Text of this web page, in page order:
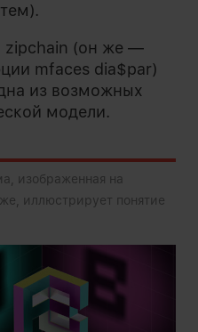
zipchain (он же —
mfaces dia$par)
из возможных
модели.
изображенная на
иллюстрирует понятие